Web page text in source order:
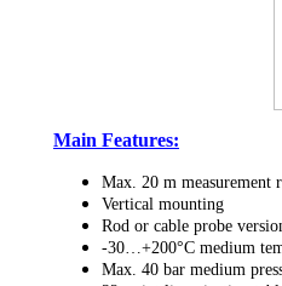
Main Features:
Max. 20 m measurement
Vertical mounting
Rod or cable probe
-30…+200°C medium
Max. 40 bar medium